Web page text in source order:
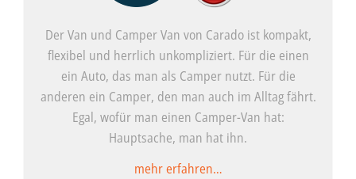
Der Van und Camper Van von Carado ist kompakt,
flexibel und herrlich unkompliziert. Für die einen
ein Auto, das man als Camper nutzt. Für die
anderen ein Camper, den man auch im Alltag fährt.
Egal, wofür man einen Camper-Van hat:
Hauptsache, man hat ihn.
mehr erfahren…